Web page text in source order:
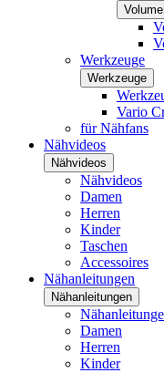
Werkzeuge
Werkzeuge
Vario
für Nähfans
Nähvideos
Nähvideos
Nähvideos
Damen
Herren
Kinder
Taschen
Accessoires
Nähanleitungen
Nähanleitungen
Damen
Herren
Kinder